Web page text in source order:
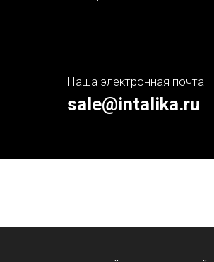
Наша электронная почта
sale@intalika.ru